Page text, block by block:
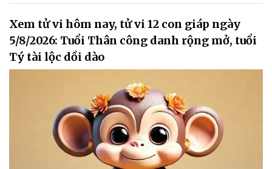
Xem tử vi hôm nay, tử vi 12 con giáp ngày
5/8/2026: Tuổi Thân công danh rộng mở, tuổi
Tý tài lộc dồi dào